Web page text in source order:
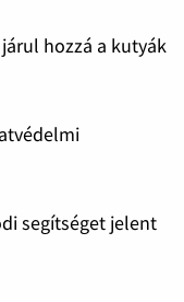
hozzá a kutyák
segítséget jelent